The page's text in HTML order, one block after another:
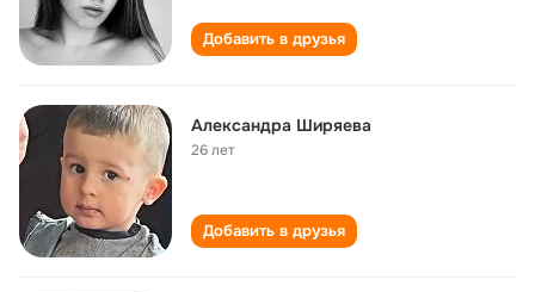
Добавить в друзья
Александра Ширяева
26 лет
Добавить в друзья